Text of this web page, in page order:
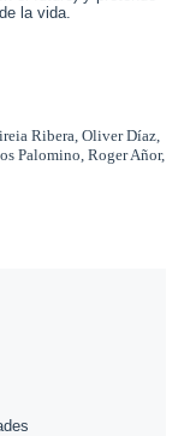
la vida.
Ribera, Oliver Díaz,
Palomino, Roger Añor,